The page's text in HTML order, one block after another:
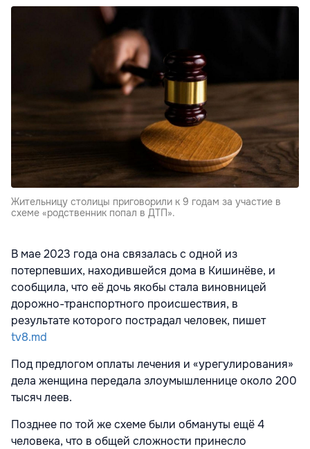
Жительницу столицы приговорили к 9 годам за участие в
схеме «родственник попал в ДТП».
В мае 2023 года она связалась с одной из
потерпевших, находившейся дома в Кишинёве, и
сообщила, что её дочь якобы стала виновницей
дорожно-транспортного происшествия, в
результате которого пострадал человек, пишет
tv8.md
Под предлогом оплаты лечения и «урегулирования»
дела женщина передала злоумышленнице около 200
тысяч леев.
Позднее по той же схеме были обмануты ещё 4
человека, что в общей сложности принесло